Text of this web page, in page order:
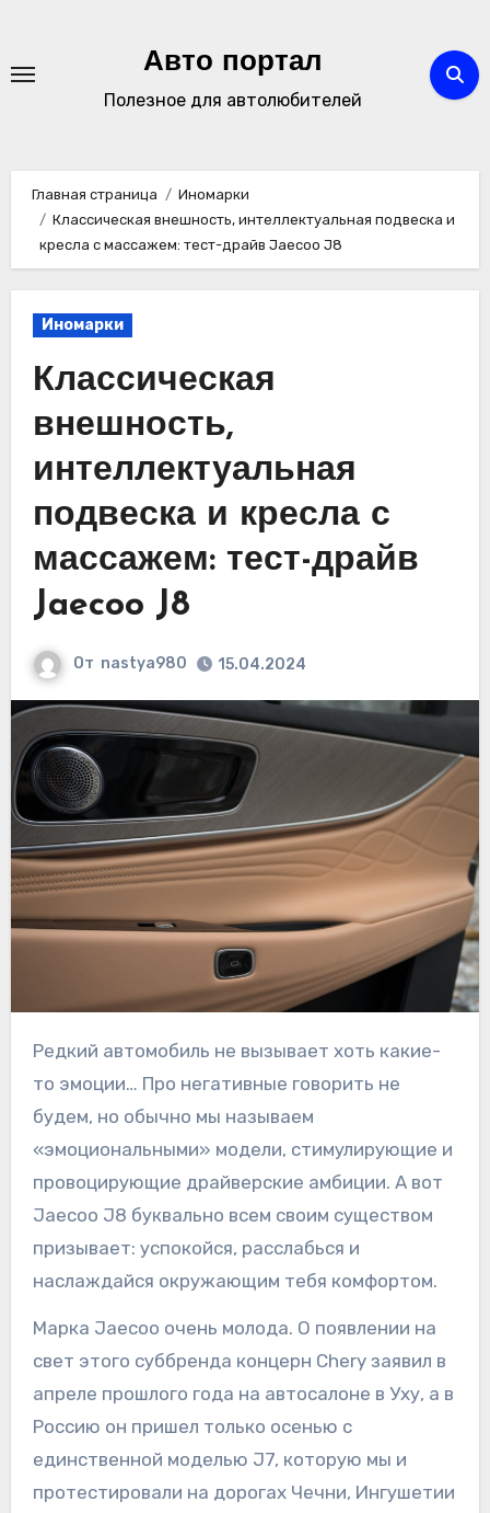
содержимому
Авто портал
Полезное для автолюбителей
Главная страница
Иномарки
Классическая внешность, интеллектуальная подвеска и
кресла с массажем: тест-драйв Jaecoo J8
Иномарки
Классическая
внешность,
интеллектуальная
подвеска и кресла с
массажем: тест-драйв
Jaecoo J8
От nastya980 15.04.2024
Редкий автомобиль не вызывает хоть какие-
то эмоции… Про негативные говорить не
будем, но обычно мы называем
«эмоциональными» модели, стимулирующие и
провоцирующие драйверские амбиции. А вот
Jaecoo J8 буквально всем своим существом
призывает: успокойся, расслабься и
наслаждайся окружающим тебя комфортом.
Марка Jaecoo очень молода. О появлении на
свет этого суббренда концерн Chery заявил в
апреле прошлого года на автосалоне в Уху, а в
Россию он пришел только осенью с
единственной моделью J7, которую мы и
протестировали на дорогах Чечни, Ингушетии